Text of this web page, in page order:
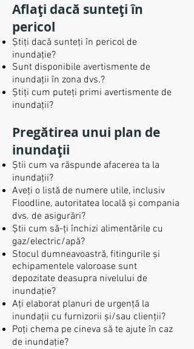
Aflați dacă sunteți în
pericol
Știți dacă sunteți în pericol de
inundație?
Sunt disponibile avertismente de
inundații în zona dvs.?
Știți cum puteți primi avertismente de
inundații?
Pregătirea unui plan de
inundații
Știi cum va răspunde afacerea ta la
inundații?
Aveți o listă de numere utile, inclusiv
Floodline, autoritatea locală și compania
dvs. de asigurări?
Știi cum să-ți închizi alimentările cu
gaz/electric/apă?
Stocul dumneavoastră, fitingurile și
echipamentele valoroase sunt
depozitate deasupra nivelului de
inundație?
Ați elaborat planuri de urgență la
inundații cu furnizorii și/sau clienții?
Poți chema pe cineva să te ajute în caz
de inundație?